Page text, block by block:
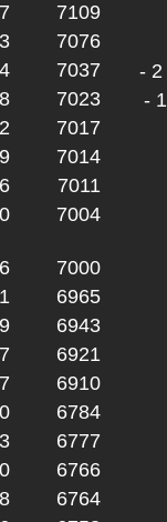
7109
7076
7037
7023
7017
7014
7011
7004
7000
6965
6943
6921
6910
6784
6777
6766
6764